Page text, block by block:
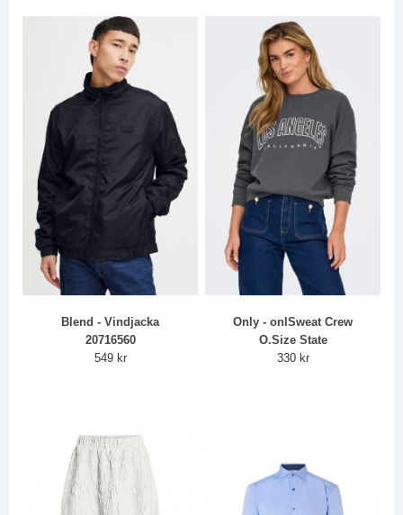
Blend - Vindjacka
20716560
549 kr
Only - onlSweat Crew
O.Size State
330 kr